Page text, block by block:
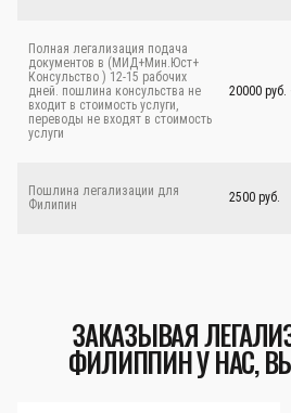
Полная легализация подача
документов в (МИД+Мин.Юст+
Консульство ) 12-15 рабочих
дней. пошлина консульства не
входит в стоимость услуги,
переводы не входят в стоимость
услуги
20000
Пошлина легализации для
Филипин
2500 руб.
ЗАКАЗЫВАЯ
ФИЛИППИН У НАС,